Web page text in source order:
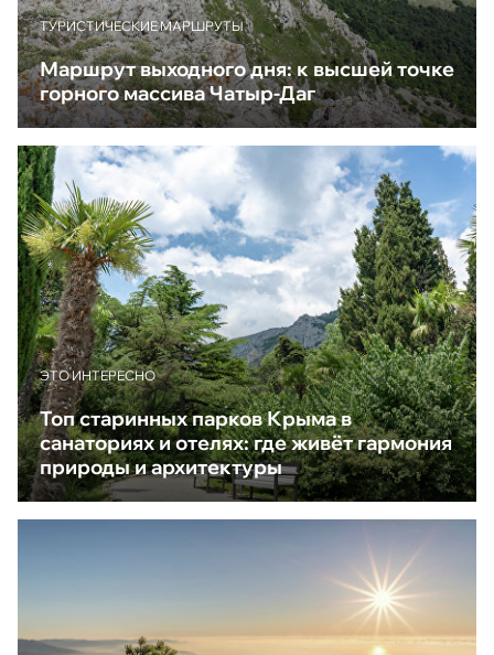
ТУРИСТИЧЕСКИЕ МАРШРУТЫ
Маршрут выходного дня: к высшей точке
горного массива Чатыр-Даг
ЭТО ИНТЕРЕСНО
Топ старинных парков Крыма в
санаториях и отелях: где живёт гармония
природы и архитектуры